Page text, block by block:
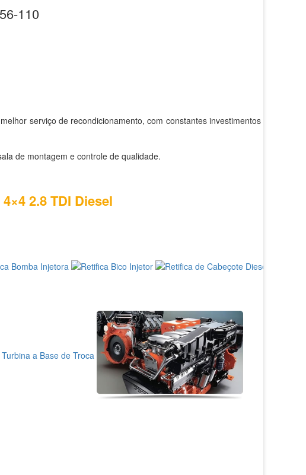
110
serviço de recondicionamento, com constantes investimentos em
de montagem e controle de qualidade.
2.8 TDI Diesel